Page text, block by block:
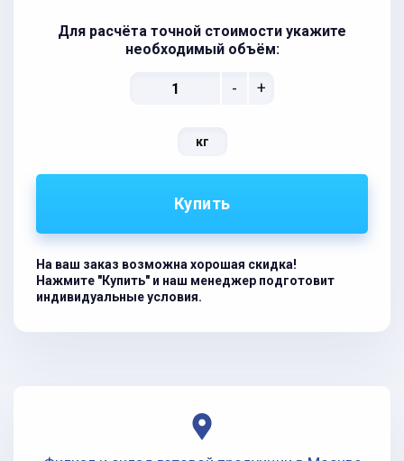
Для расчёта точной стоимости укажите
необходимый объём:
- +
кг
Купить
На ваш заказ возможна хорошая скидка!
Нажмите "Купить" и наш менеджер подготовит
индивидуальные условия.